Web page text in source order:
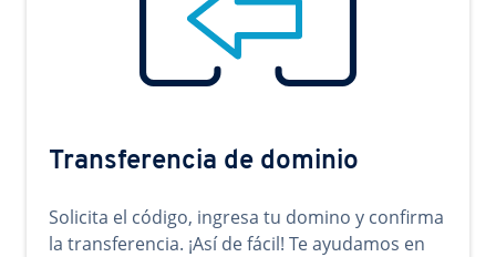
Transferencia de dominio
Solicita el código, ingresa tu domino y confirma
la transferencia. ¡Así de fácil! Te ayudamos en